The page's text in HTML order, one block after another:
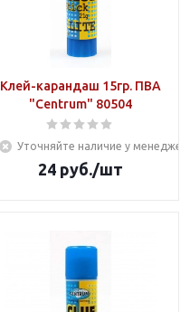
Клей-карандаш 15гр. ПВА
"Centrum" 80504
Уточняйте наличие у менеджера
24руб./шт